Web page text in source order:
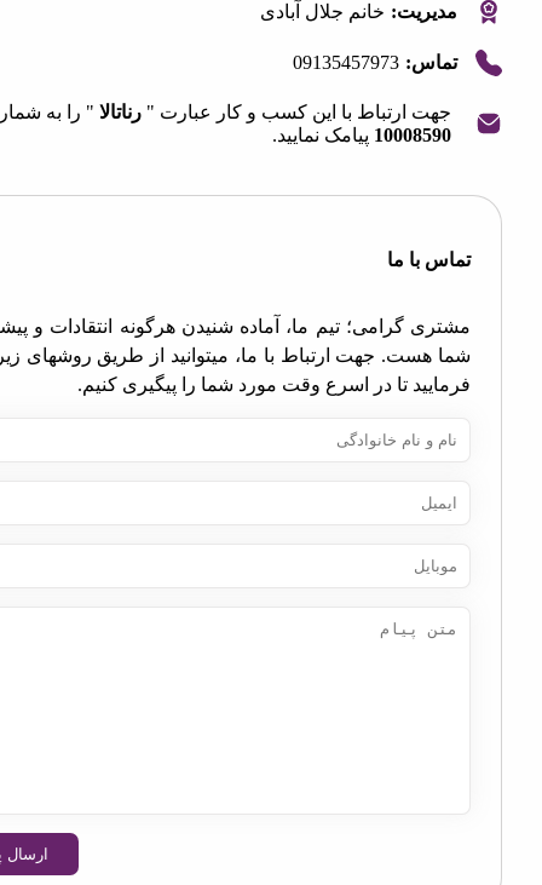
مدیریت: خانم جلال آبادی
تماس: 09135457973
جهت ارتباط با این کسب و کار عبارت "رناتالا " را به شماره
10008590
پیامک نمایید.
با ما
گرامی؛ تیم ما، آماده شنیدن هرگونه انتقادات و پیشنهادات
هست. جهت ارتباط با ما، میتوانید از طریق روشهای زیر اقدام
تا در اسرع وقت مورد شما را پیگیری کنیم.